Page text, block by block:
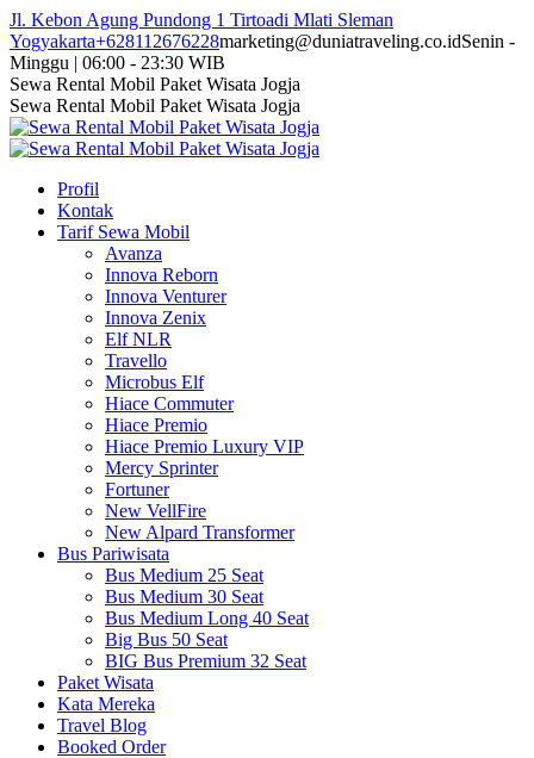
Skip
to
content
Jl. Kebon Agung Pundong 1 Tirtoadi Mlati Sleman
Yogyakarta+628112676228marketing@duniatraveling.co.idSenin -
Minggu | 06:00 - 23:30 WIB
Facebook
page
opens
in
window
Twitter
page
opens
in
window
Instagram
page
opens
in
window
YouTube
page
opens
in
window
Sewa Rental Mobil Paket Wisata Jogja
Sewa Rental Mobil Paket Wisata Jogja
Profil
Kontak
Tarif Sewa Mobil
Avanza
Innova Reborn
Innova Venturer
Innova Zenix
Elf NLR
Travello
Microbus Elf
Hiace Commuter
Hiace Premio
Hiace Premio Luxury VIP
Mercy Sprinter
Fortuner
New VellFire
New Alpard Transformer
Bus Pariwisata
Bus Medium 25 Seat
Bus Medium 30 Seat
Bus Medium Long 40 Seat
Big Bus 50 Seat
BIG Bus Premium 32 Seat
Paket Wisata
Kata Mereka
Travel Blog
Booked Order